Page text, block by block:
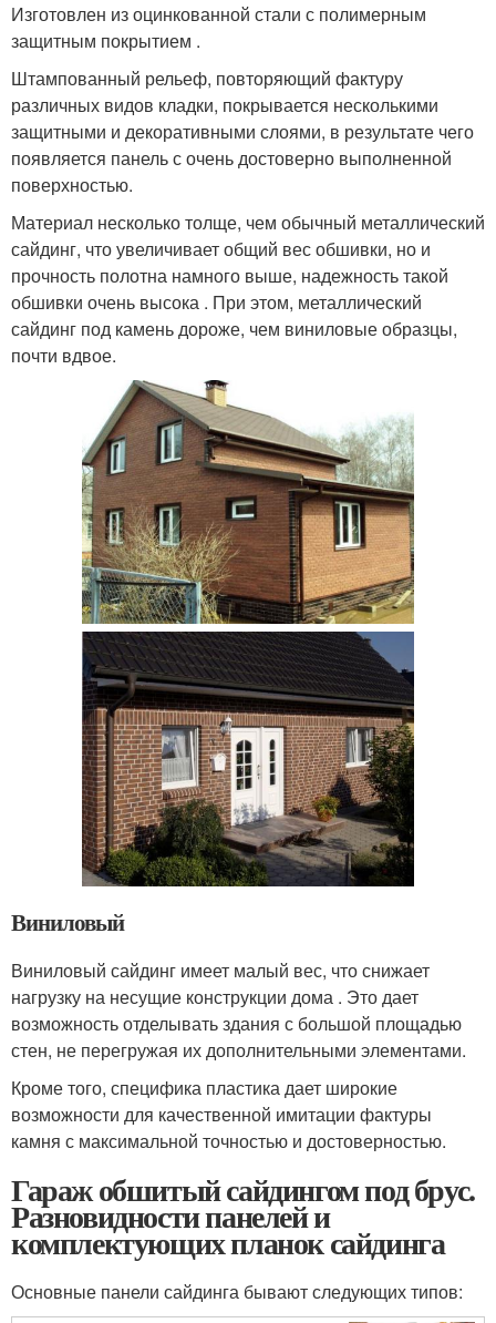
Изготовлен из оцинкованной стали с полимерным
защитным покрытием .
Штампованный рельеф, повторяющий фактуру
различных видов кладки, покрывается несколькими
защитными и декоративными слоями, в результате чего
появляется панель с очень достоверно выполненной
поверхностью.
Материал несколько толще, чем обычный металлический
сайдинг, что увеличивает общий вес обшивки, но и
прочность полотна намного выше, надежность такой
обшивки очень высока . При этом, металлический
сайдинг под камень дороже, чем виниловые образцы,
почти вдвое.
Виниловый
Виниловый сайдинг имеет малый вес, что снижает
нагрузку на несущие конструкции дома . Это дает
возможность отделывать здания с большой площадью
стен, не перегружая их дополнительными элементами.
Кроме того, специфика пластика дает широкие
возможности для качественной имитации фактуры
камня с максимальной точностью и достоверностью.
Гараж обшитый сайдингом под брус.
Разновидности панелей и
комплектующих планок сайдинга
Основные панели сайдинга бывают следующих типов: